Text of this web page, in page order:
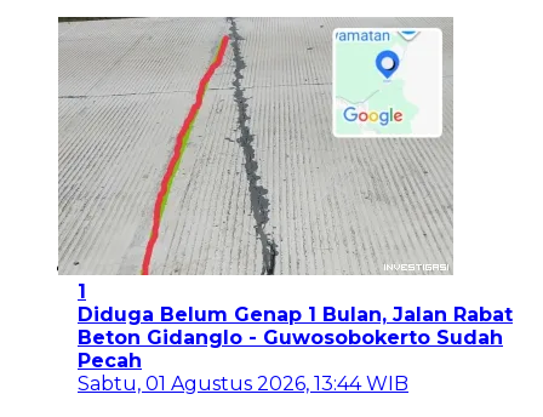
1
Diduga Belum Genap 1 Bulan, Jalan Rabat
Beton Gidanglo - Guwosobokerto Sudah
Pecah
Sabtu, 01 Agustus 2026, 13:44 WIB